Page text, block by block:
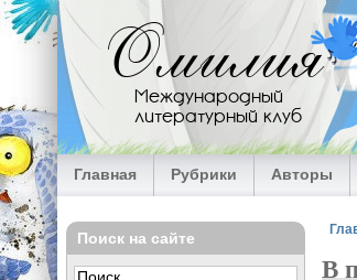
Перейти к основному содержанию
Омилия
Международный
литературный клуб
Главная Рубрики Авторы
В
Поиск на сайте